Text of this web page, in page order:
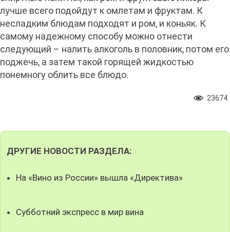
лучше всего подойдут к омлетам и фруктам. К
несладким блюдам подходят и ром, и коньяк. К
самому надежному способу можно отнести
следующий – налить алкоголь в половник, потом его
поджечь, а затем такой горящей жидкостью
понемногу облить все блюдо.
23674
ДРУГИЕ НОВОСТИ РАЗДЕЛА:
На «Вино из России» вышла «Директива»
Субботний экспресс в мир вина